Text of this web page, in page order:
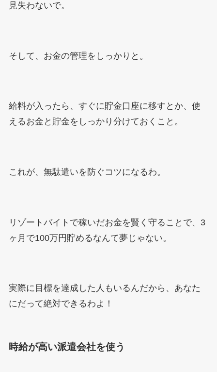
見失わないで。
そして、お金の管理をしっかりと。
給料が入ったら、すぐに貯金口座に移すとか、使
えるお金と貯金をしっかり分けておくこと。
これが、無駄遣いを防ぐコツになるわ。
リゾートバイトで稼いだお金を賢く守ることで、3
ヶ月で100万円貯めるなんて夢じゃない。
実際に目標を達成した人もいるんだから、あなた
にだって絶対できるわよ！
時給が高い派遣会社を使う